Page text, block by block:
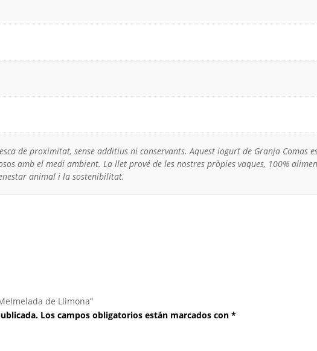
de proximitat, sense additius ni conservants. Aquest iogurt de Granja Comas
amb el medi ambient. La llet prové de les nostres pròpies vaques, 100%
animal i la sostenibilitat.
de Llimona”
Los campos obligatorios están marcados con*